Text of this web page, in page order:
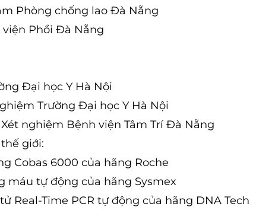
Phòng chống lao Đà Nẵng
viện Phổi Đà Nẵng
Đại học Y Hà Nội
Trường Đại học Y Hà Nội
nghiệm Bệnh viện Tâm Trí Đà Nẵng
giới:
Cobas 6000 của hãng Roche
máu tự động của hãng Sysmex
Real-Time PCR tự động của hãng DNA Tech